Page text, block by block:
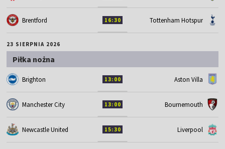
Brentford 16:30 Tottenham Hotspur
23 SIERPNIA 2026
Piłka nożna
Brighton 13:00 Aston Villa
Manchester City 13:00 Bournemouth
Newcastle United 15:30 Liverpool